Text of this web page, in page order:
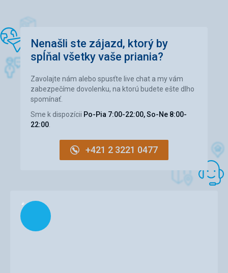
Nenašli ste zájazd, ktorý by
spĺňal všetky vaše priania?
Zavolajte nám alebo spusťte live chat a my vám
zabezpečíme dovolenku, na ktorú budete ešte dlho
spomínať.
Sme k dispozícii Po-Pia 7:00-22:00, So-Ne 8:00-
22:00
+421 2 3221 0477
Načítam